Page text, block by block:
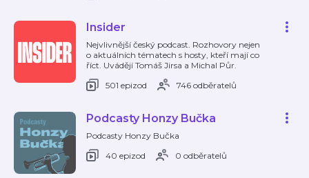
Insider
Nejvlivnější český podcast. Rozhovory nejen
o aktuálních tématech s hosty, kteří mají co
říct. Uvádějí Tomáš Jirsa a Michal Půr.
501 epizod
746 odběratelů
Podcasty Honzy Bučka
Podcasty Honzy Bučka
40 epizod
0 odběratelů